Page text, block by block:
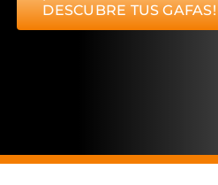
DESCUBRE TUS GAFAS!